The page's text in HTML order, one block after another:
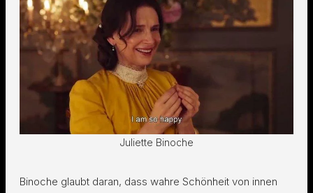
Juliette Binoche
Binoche glaubt daran, dass wahre Schönheit von innen